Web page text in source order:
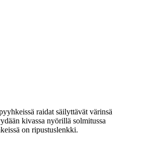
raidat säilyttävät värinsä
kivassa nyörillä solmitussa
on ripustuslenkki.